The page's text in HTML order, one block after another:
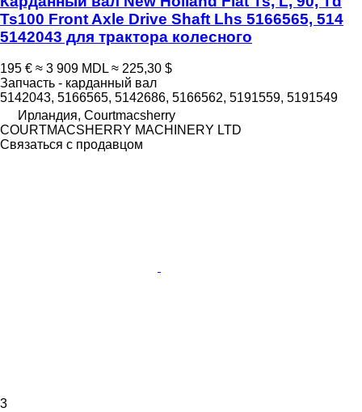
Ts100 Front Axle Drive Shaft Lhs 5166565, 514
5142043 для трактора колесного
195 € ≈ 3 909 MDL ≈ 225,30 $
Запчасть - карданный вал
5142043, 5166565, 5142686, 5166562, 5191559, 5191549
Ирландия, Courtmacsherry
COURTMACSHERRY MACHINERY LTD
Связаться с продавцом
3